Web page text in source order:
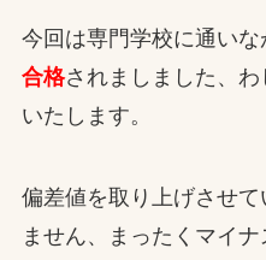
今回は専門学校に通いな
合格されましました、
いたします。
偏差値を取り上げさせ
ません、まったくマイ